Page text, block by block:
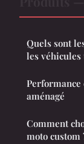
Quels sont
les
Performance
aménagé
Comment
moto custom